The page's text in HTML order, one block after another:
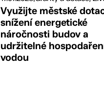
Využijte městské
snížení energetické
náročnosti budov a
udržitelné
vodou